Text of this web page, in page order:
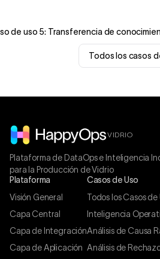
de uso 5: Transferencia de
Todos los casos
VIDRIO
Plataforma de DataOps e Inteligencia
para la Producción de Vidrio
Plataforma
Visión General
Capa Central
Capa de Integración
Capa de Aplicación
Casos de Uso
Todos los Casos de
Inteligencia
Análisis de Causa
Análisis de